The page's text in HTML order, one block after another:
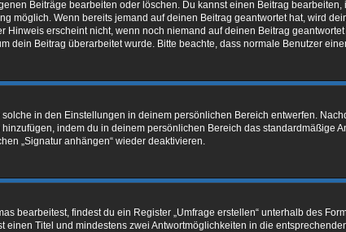
Beiträge bearbeiten oder löschen. Du kannst einen Beitrag
möglich. Wenn bereits jemand auf deinen Beitrag geantwortet hat, wird
erscheint nicht, wenn noch niemand auf deinen Beitrag
dein Beitrag überarbeitet wurde. Bitte beachte, dass normale Benutzer
in den Einstellungen in deinem persönlichen Bereich entwerfen.
indem du in deinem persönlichen Bereich das
„Signatur anhängen“ wieder deaktivieren.
bearbeitest, findest du ein Register „Umfrage erstellen“ unterhalb des
Titel und mindestens zwei Antwortmöglichkeiten in die